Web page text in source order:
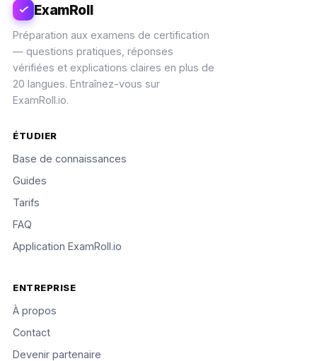
ExamRoll
Préparation aux examens de certification
— questions pratiques, réponses
vérifiées et explications claires en plus de
20 langues. Entraînez-vous sur
ExamRoll.io.
ÉTUDIER
Base de connaissances
Guides
Tarifs
FAQ
Application ExamRoll.io
ENTREPRISE
À propos
Contact
Devenir partenaire